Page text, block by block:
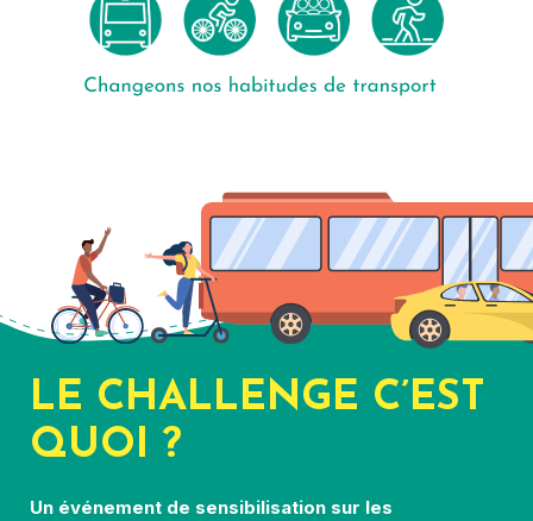
LE CHALLENGE C’EST
QUOI ?
Un événement de sensibilisation sur les